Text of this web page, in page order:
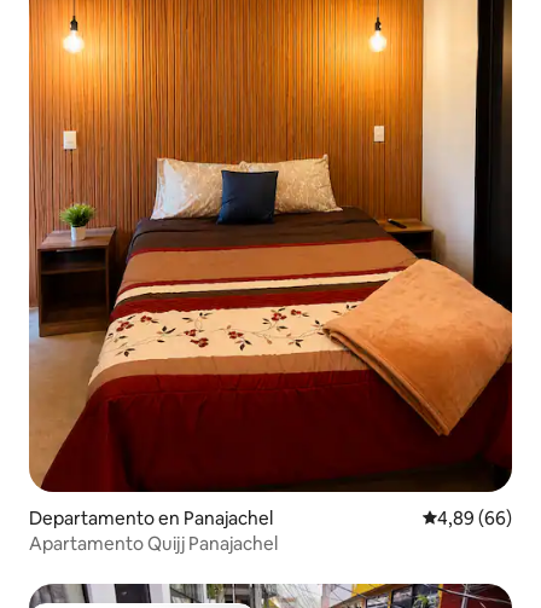
Departamento en Panajachel Calificación
4,89 (66)
Apartamento Quijj Panajachel